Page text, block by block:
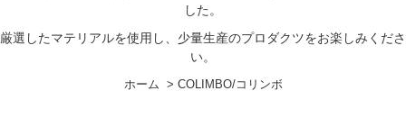
した。
厳選したマテリアルを使用し、少量生産のプロダクツをお楽しみくださ
い。
ホーム > COLIMBO/コリンボ